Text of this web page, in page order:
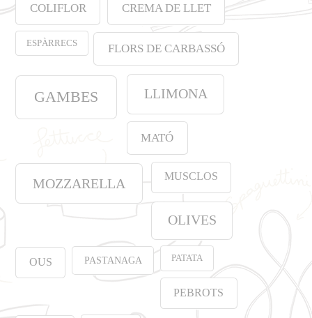
COLIFLOR CREMA DE LLET
ESPÀRRECS FLORS DE CARBASSÓ
GAMBES LLIMONA
MATÓ
MOZZARELLA MUSCLOS
OLIVES
OUS PASTANAGA PATATA
PEBROTS